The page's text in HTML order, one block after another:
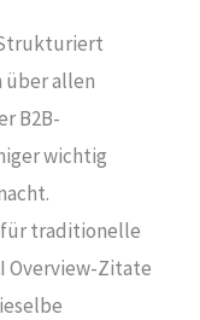
über allen
B2B-
wichtig
für traditionelle
Overview-Zitate